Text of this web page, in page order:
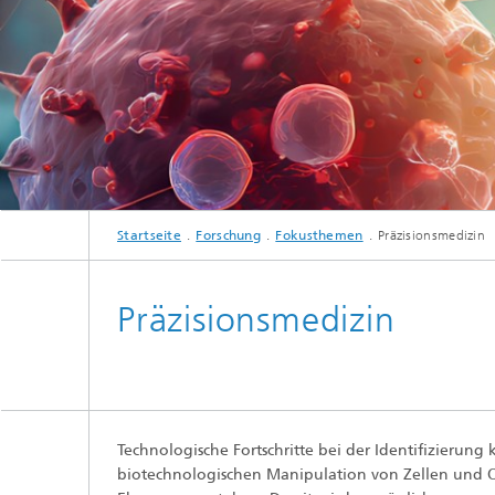
Biobasierte Polymere und Additive
Zukunftsmaterialien
Mikrobielle Katalyse
Startseite Forschung Fokusthemen Präzisionsmedizin
Präzisionsmedizin
Technologische Fortschritte bei der
biotechnologischen Manipulation von Zellen und